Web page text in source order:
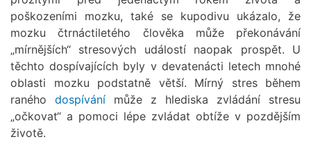
poškozeními mozku, také se kupodivu ukázalo, že
mozku čtrnáctiletého člověka může překonávání
„mírnějších“ stresových událostí naopak prospět. U
těchto dospívajících byly v devatenácti letech mnohé
oblasti mozku podstatně větší. Mírný stres během
raného dospívání může z hlediska zvládání stresu
„očkovat“ a pomoci lépe zvládat obtíže v pozdějším
životě.